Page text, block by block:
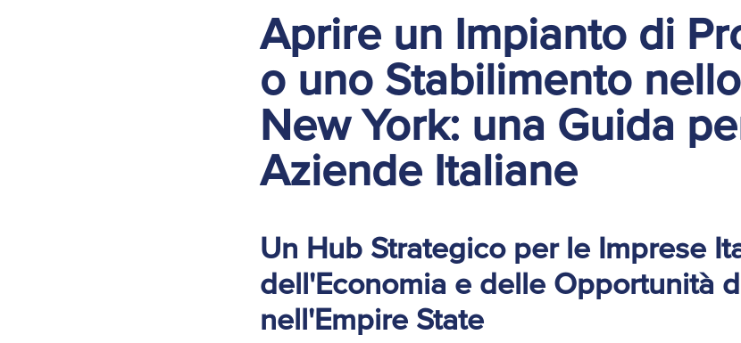
Aprire un Impianto di
o uno Stabilimento
New York: una Guida
Aziende Italiane
Un Hub Strategico per le Imprese
dell'Economia e delle Opportunità
nell'Empire State